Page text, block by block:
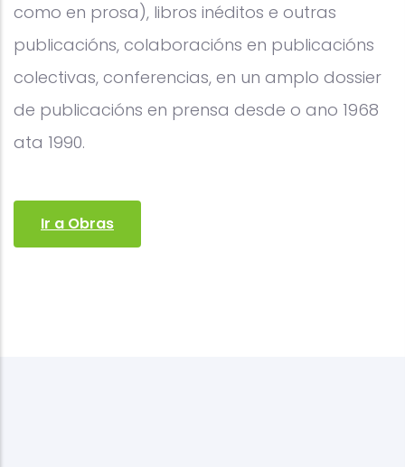
como en prosa), libros inéditos e outras
publicacións, colaboracións en publicacións
colectivas, conferencias, en un amplo dossier
de publicacións en prensa desde o ano 1968
ata 1990.
Ir a Obras